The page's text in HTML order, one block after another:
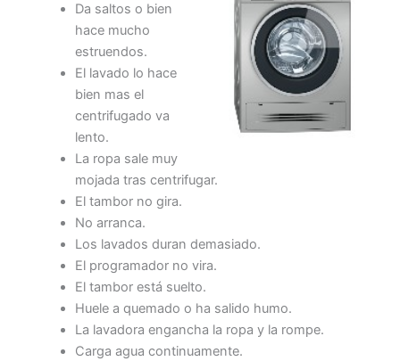
Da saltos o bien
hace mucho
estruendos.
El lavado lo hace
bien mas el
centrifugado va
lento.
La ropa sale muy
mojada tras centrifugar.
El tambor no gira.
No arranca.
Los lavados duran demasiado.
El programador no vira.
El tambor está suelto.
Huele a quemado o ha salido humo.
La lavadora engancha la ropa y la rompe.
Carga agua continuamente.